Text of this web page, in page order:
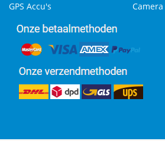
GPS Accu's
Camera